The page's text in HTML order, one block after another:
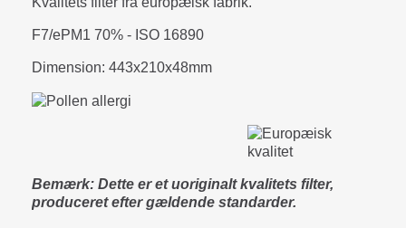
F7/ePM1 70% - ISO 16890
Dimension: 443x210x48mm
Bemærk: Dette er et uoriginalt kvalitets filter,
produceret efter gældende standarder.